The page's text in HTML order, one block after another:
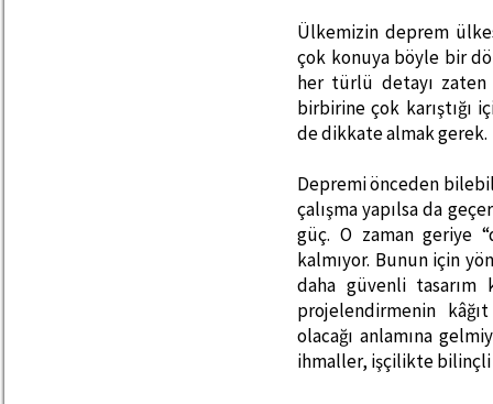
Ülkemizin deprem
çok konuya böyle bir
her türlü detayı zaten
birbirine çok karıştığı
de dikkate almak gerek.
Depremi önceden
çalışma yapılsa da
güç. O zaman geriye
kalmıyor. Bunun için
daha güvenli tasarım
projelendirmenin
olacağı anlamına
ihmaller, işçilikte bilinçli